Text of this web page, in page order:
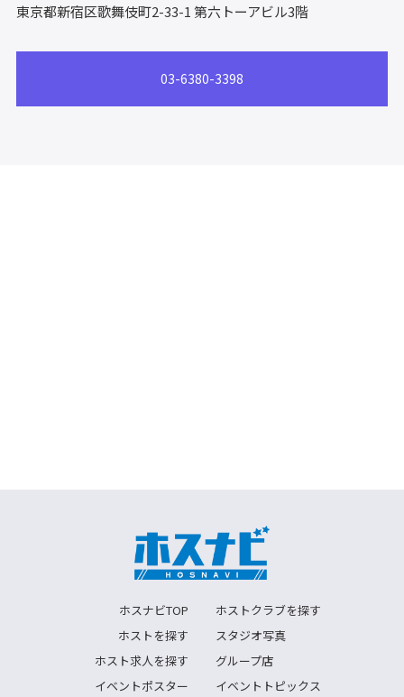
東京都新宿区歌舞伎町2-33-1 第六トーアビル3階
03-6380-3398
ホスナビTOP
ホストクラブを探す
ホストを探す
スタジオ写真
ホスト求人を探す
グループ店
イベントポスター
イベントトピックス